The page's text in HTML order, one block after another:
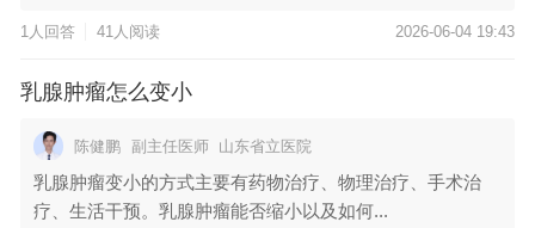
1人回答 41人阅读 2026-06-04 19:43
乳腺肿瘤怎么变小
陈健鹏 副主任医师 山东省立医院
乳腺肿瘤变小的方式主要有药物治疗、物理治疗、手术治
疗、生活干预。乳腺肿瘤能否缩小以及如何...